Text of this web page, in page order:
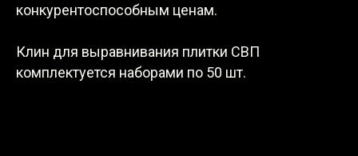
конкурентоспособным ценам.
Клин для выравнивания плитки СВП
комплектуется наборами по 50 шт.